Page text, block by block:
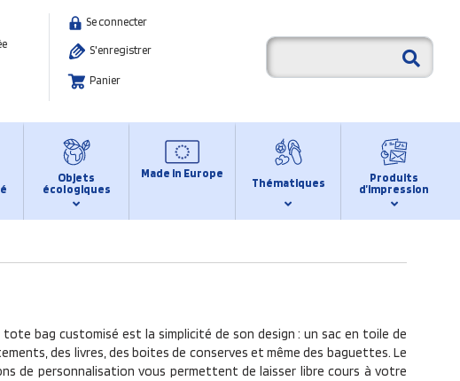
Se connecter
S'enregistrer
Panier
Objets
écologiques
Made in Europe
Thématiques
Produits
d’impression
bag customisé est la simplicité de son design : un sac en toile de
des livres, des boites de conserves et même des baguettes. Le
de personnalisation vous permettent de laisser libre cours à votre